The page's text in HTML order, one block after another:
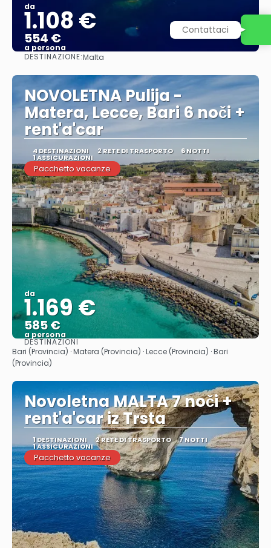
da
1.108 €
554 €
a persona
DESTINAZIONE:Malta
NOVOLETNA Pulija -
Matera, Lecce, Bari 6 noči +
rent'a'car
4 DESTINAZIONI 2 RETE DI TRASPORTO 6 NOTTI
1 ASSICURAZIONI
Pacchetto vacanze
da
1.169 €
585 €
a persona
Vedere
DESTINAZIONI
Bari (Provincia) · Matera (Provincia) · Lecce (Provincia) · Bari
(Provincia)
Novoletna MALTA 7 noči +
rent'a'car iz Trsta
1 DESTINAZIONI 2 RETE DI TRASPORTO 7 NOTTI
1 ASSICURAZIONI
Pacchetto vacanze
Contattaci